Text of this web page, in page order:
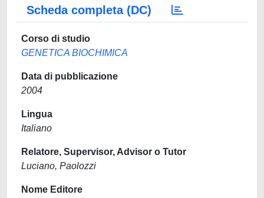
Scheda completa (DC)
Corso di studio
GENETICA BIOCHIMICA
Data di pubblicazione
2004
Lingua
Italiano
Relatore, Supervisor, Advisor o Tutor
Luciano, Paolozzi
Nome Editore